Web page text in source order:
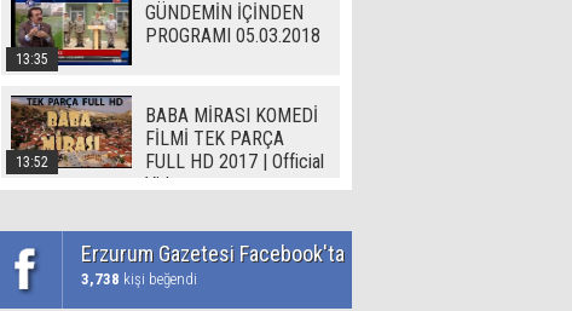
13:35
GÜNDEMİN İÇİNDEN
PROGRAMI 05.03.2018
13:52
BABA MİRASI KOMEDİ
FİLMİ TEK PARÇA
FULL HD 2017 | Official
Video
Erzurum Gazetesi Facebook'ta
3,738 kişi beğendi